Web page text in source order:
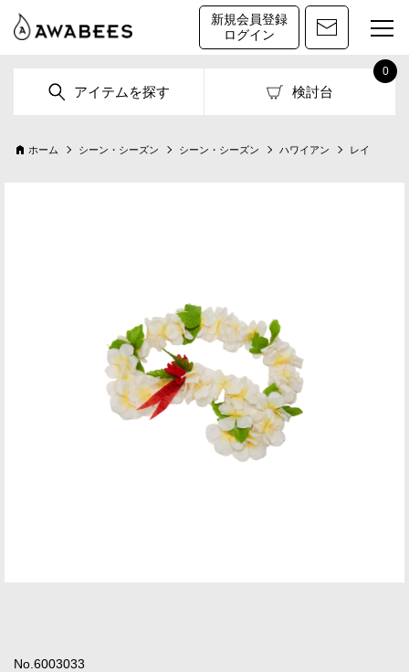
新規会員登録
ログイン
アイテムを探す 検討台
0
ホーム シーン・シーズン シーン・シーズン ハワイアン レイ
No.6003033